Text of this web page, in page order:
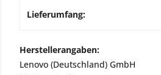
Lieferumfang:
Herstellerangaben:
Lenovo (Deutschland) GmbH